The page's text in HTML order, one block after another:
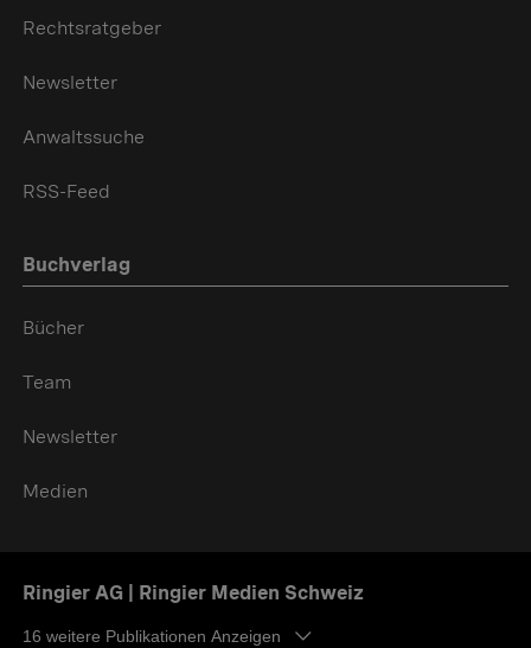
Rechtsratgeber
Newsletter
Anwaltssuche
RSS-Feed
Buchverlag
Bücher
Team
Newsletter
Medien
Ringier AG | Ringier Medien Schweiz
16 weitere Publikationen Anzeigen